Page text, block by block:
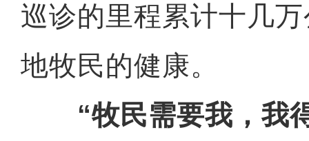
巡诊的里程累计十几
地牧民的健康。
“牧民需要我，我